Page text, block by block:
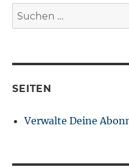
Suchen
nach:
SEITEN
Verwalte Deine